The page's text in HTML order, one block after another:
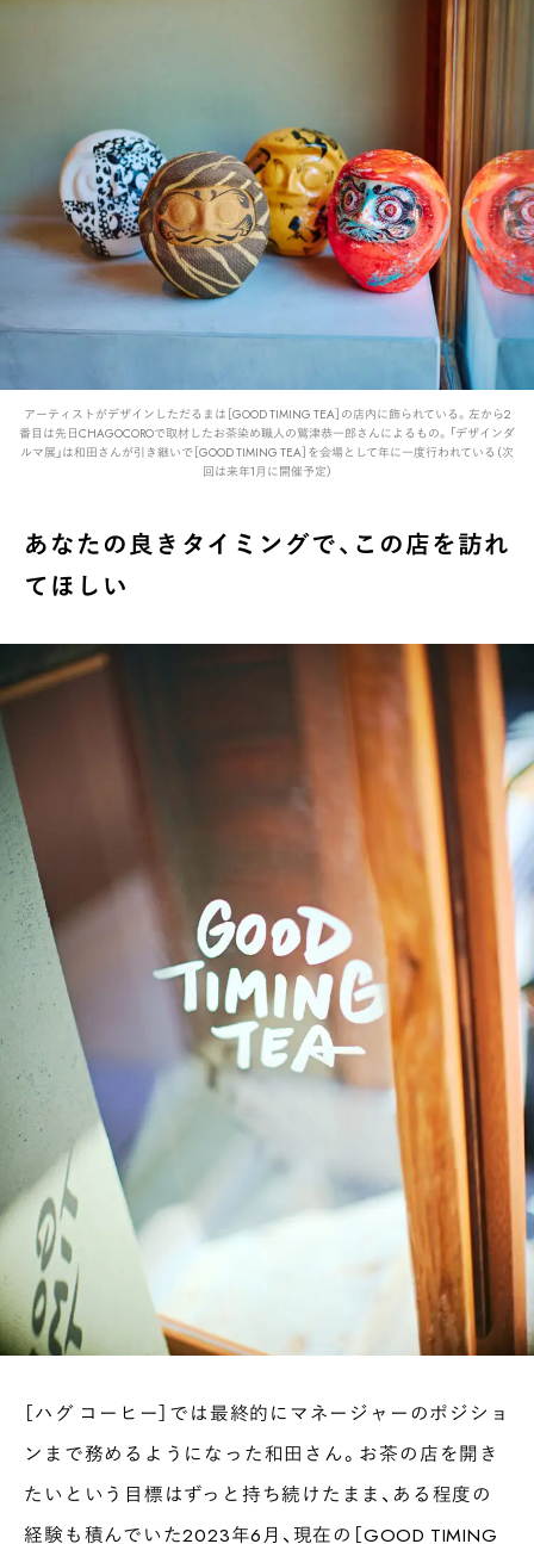
アーティストがデザインしただるまは［GOOD TIMING TEA］の店内に飾られている。左から2
番目は先日CHAGOCOROで取材したお茶染め職人の鷲津恭一郎さんによるもの。「デザインダ
ルマ展」は和田さんが引き継いで［GOOD TIMING TEA］を会場として年に一度行われている（次
回は来年1月に開催予定）
あなたの良きタイミングで、この店を訪れ
てほしい
［ハグ コーヒー］では最終的にマネージャーのポジショ
ンまで務めるようになった和田さん。お茶の店を開き
たいという目標はずっと持ち続けたまま、ある程度の
経験も積んでいた2023年6月、現在の［GOOD TIMING